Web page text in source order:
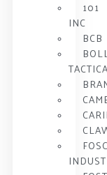
101
INC
BCB